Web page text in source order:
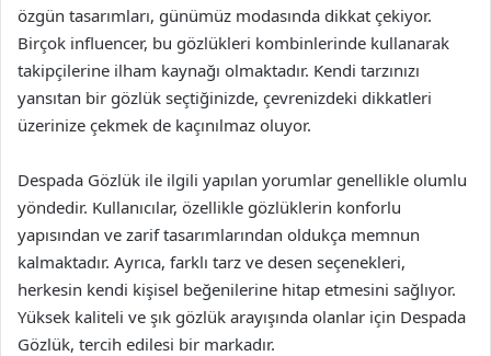
özgün tasarımları, günümüz modasında dikkat çekiyor.
Birçok influencer, bu gözlükleri kombinlerinde kullanarak
takipçilerine ilham kaynağı olmaktadır. Kendi tarzınızı
yansıtan bir gözlük seçtiğinizde, çevrenizdeki dikkatleri
üzerinize çekmek de kaçınılmaz oluyor.
Despada Gözlük ile ilgili yapılan yorumlar genellikle olumlu
yöndedir. Kullanıcılar, özellikle gözlüklerin konforlu
yapısından ve zarif tasarımlarından oldukça memnun
kalmaktadır. Ayrıca, farklı tarz ve desen seçenekleri,
herkesin kendi kişisel beğenilerine hitap etmesini sağlıyor.
Yüksek kaliteli ve şık gözlük arayışında olanlar için Despada
Gözlük, tercih edilesi bir markadır.